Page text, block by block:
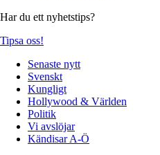
Har du ett nyhetstips?
Tipsa oss!
Senaste nytt
Svenskt
Kungligt
Hollywood & Världen
Politik
Vi avslöjar
Kändisar A-Ö